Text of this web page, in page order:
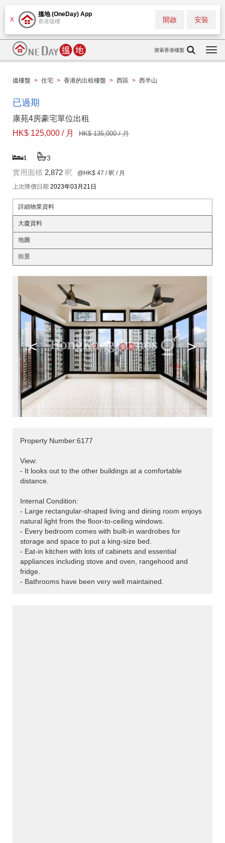
X
搵地 (OneDay) App
香港搵樓 安裝
開啟
搜索香港樓盤
搵樓盤 > 住宅 > 香港的出租樓盤 > 西區 > 西半山
已過期
康苑4房豪宅單位出租
HK$ 125,000 / 月
HK$ 135,000 / 月
4 3
實用面積 2,872 呎 @HK$ 47 / 呎 / 月
上次降價日期 2023年03月21日
詳細物業資料
大廈資料
地圖
街景
< >
Property Number:6177
View:
- It looks out to the other buildings at a comfortable
distance.
Internal Condition:
- Large rectangular-shaped living and dining room enjoys
natural light from the floor-to-ceiling windows.
- Every bedroom comes with built-in wardrobes for
storage and space to put a king-size bed.
- Eat-in kitchen with lots of cabinets and essential
appliances including stove and oven, rangehood and
fridge.
- Bathrooms have been very well maintained.